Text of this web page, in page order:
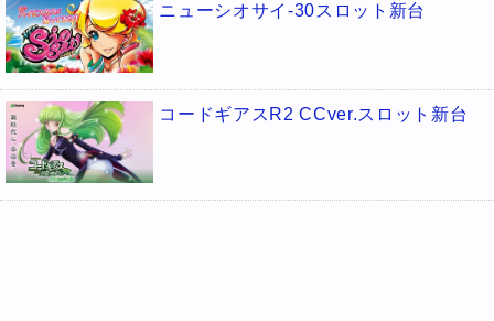
ニューシオサイ-30スロット新台
コードギアスR2 CCver.スロット新台